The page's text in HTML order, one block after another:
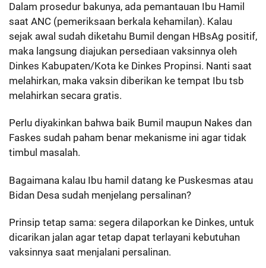
Dalam prosedur bakunya, ada pemantauan Ibu Hamil
saat ANC (pemeriksaan berkala kehamilan). Kalau
sejak awal sudah diketahu Bumil dengan HBsAg positif,
maka langsung diajukan persediaan vaksinnya oleh
Dinkes Kabupaten/Kota ke Dinkes Propinsi. Nanti saat
melahirkan, maka vaksin diberikan ke tempat Ibu tsb
melahirkan secara gratis.
Perlu diyakinkan bahwa baik Bumil maupun Nakes dan
Faskes sudah paham benar mekanisme ini agar tidak
timbul masalah.
Bagaimana kalau Ibu hamil datang ke Puskesmas atau
Bidan Desa sudah menjelang persalinan?
Prinsip tetap sama: segera dilaporkan ke Dinkes, untuk
dicarikan jalan agar tetap dapat terlayani kebutuhan
vaksinnya saat menjalani persalinan.